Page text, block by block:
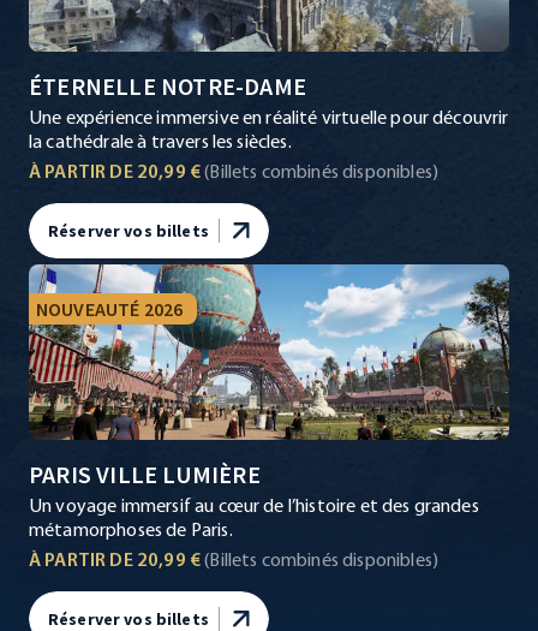
ÉTERNELLE NOTRE-DAME
Une expérience immersive en réalité virtuelle pour découvrir
la cathédrale à travers les siècles.
À PARTIR DE 20,99 € (Billets combinés disponibles)
Réserver vos billets
NOUVEAUTÉ 2026
PARIS VILLE LUMIÈRE
Un voyage immersif au cœur de l’histoire et des grandes
métamorphoses de Paris.
À PARTIR DE 20,99 € (Billets combinés disponibles)
Réserver vos billets